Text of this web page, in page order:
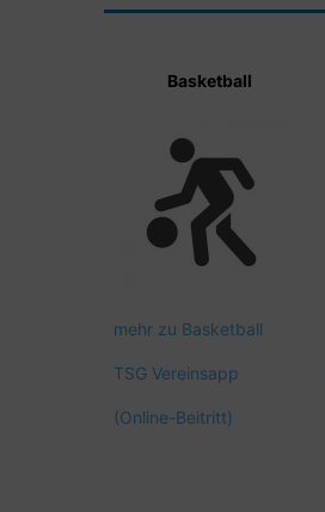
Basketball
mehr zu Basketball
TSG Vereinsapp
(Online-Beitritt)